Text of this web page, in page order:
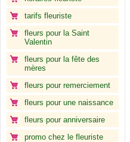
tarifs fleuriste
fleurs pour la Saint
Valentin
fleurs pour la fête des
mères
fleurs pour remerciement
fleurs pour une naissance
fleurs pour anniversaire
promo chez le fleuriste